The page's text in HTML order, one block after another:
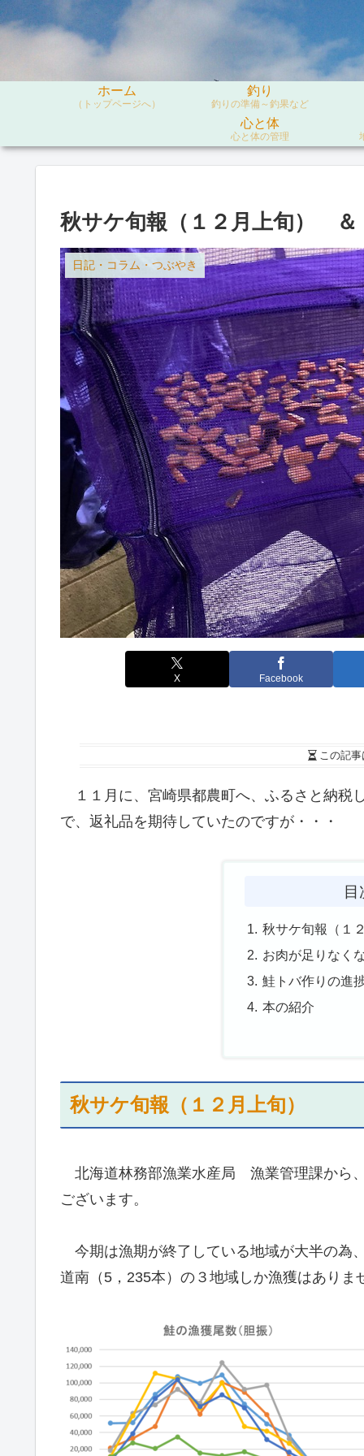
ホーム
（トップページへ）
釣り
釣りの準備～釣果など
心と体
心と体の管理
秋サケ旬報（１２月上旬）
日記・コラム・つぶやき
X Facebook
この記事
１１月に、宮崎県都農町へ、ふるさと納税
で、返礼品を期待していたのですが・・・
目
秋サケ旬報（１
お肉が足りなく
鮭トバ作りの進
本の紹介
秋サケ旬報（１２月上旬）
北海道林務部漁業水産局 漁業管理課から
ございます。
今期は漁期が終了している地域が大半の為
道南（5，235本）の３地域しか漁獲はあり